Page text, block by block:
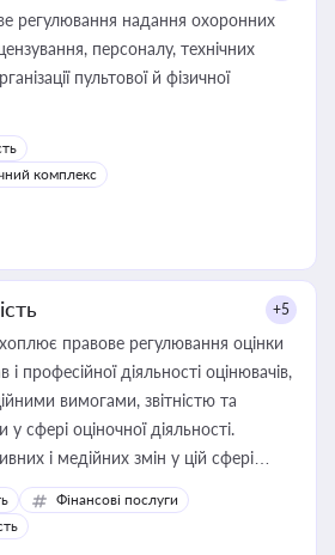
регулювання надання охоронних
персоналу, технічних
пультової й фізичної
комплекс
+5
правове регулювання оцінки
професійної діяльності оцінювачів,
вимогами, звітністю та
сфері оціночної діяльності.
і медійних змін у цій сфері
бізнесу, керівника, юриста або
приватизації, оренди
угод і перевірки
Фінансові послуги